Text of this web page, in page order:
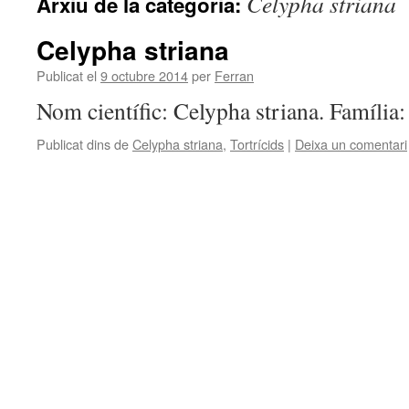
Celypha striana
Publicat el 9 octubre 2014per Ferran
Nom científic: Celypha striana.
Publicat dins deCelypha striana, Tortrícids | Deixa un comentari